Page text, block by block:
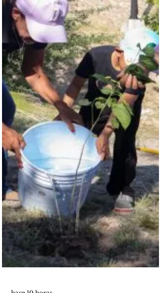
fue recibido por su propietario, Nolis.
Durante am